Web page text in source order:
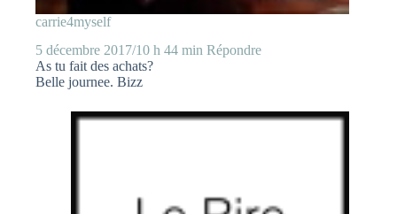
carrie4myself
5 décembre 2017/10 h 44 min Répondre
As tu fait des achats?
Belle journee. Bizz